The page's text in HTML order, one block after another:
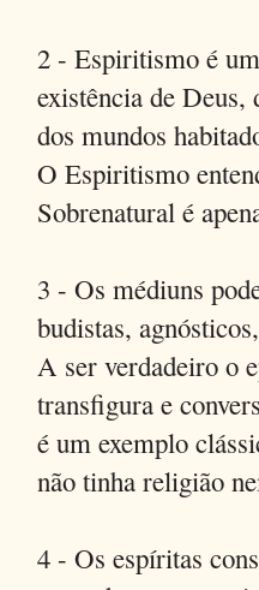
2 - Espiritismo é
existência de Deus,
dos mundos
O Espiritismo
Sobrenatural é
3 - Os médiuns
budistas,
A ser verdadeiro o
transfigura e
é um exemplo
não tinha religião
4 - Os espíritas